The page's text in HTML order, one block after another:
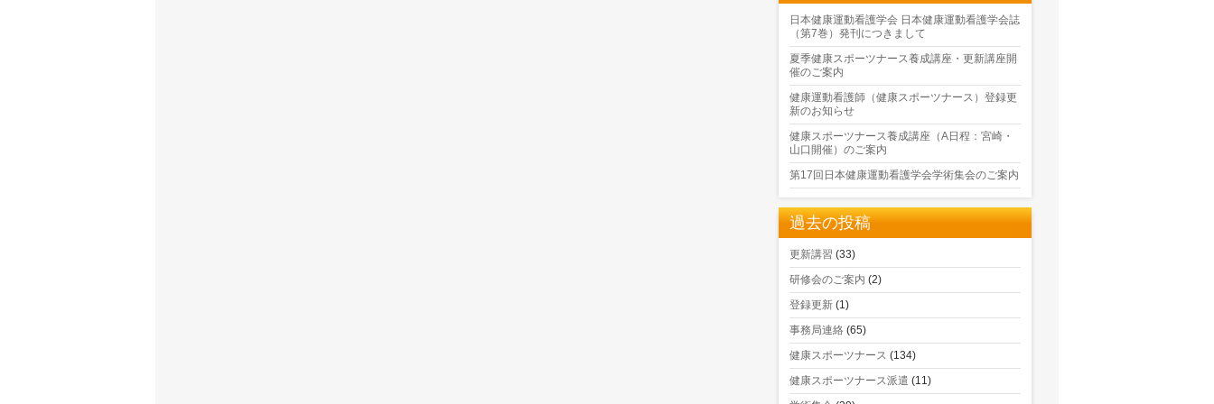
日本健康運動看護学会 日本健康運動看護学会誌
（第7巻）発刊につきまして
夏季健康スポーツナース養成講座・更新講座開
催のご案内
健康運動看護師（健康スポーツナース）登録更
新のお知らせ
健康スポーツナース養成講座（A日程：宮崎・
山口開催）のご案内
第17回日本健康運動看護学会学術集会のご案内
過去の投稿
更新講習 (33)
研修会のご案内 (2)
登録更新 (1)
事務局連絡 (65)
健康スポーツナース (134)
健康スポーツナース派遣 (11)